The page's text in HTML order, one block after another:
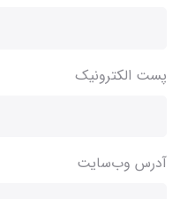
پست الکترونیک
آدرس وب‌سایت